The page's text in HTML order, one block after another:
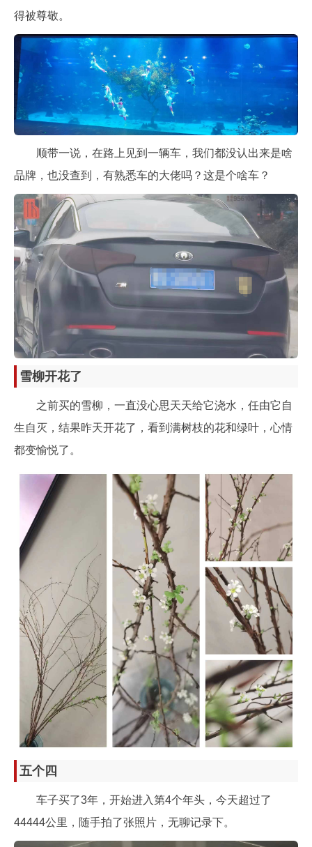
得被尊敬。
顺带一说，在路上见到一辆车，我们都没认出来是啥
品牌，也没查到，有熟悉车的大佬吗？这是个啥车？
雪柳开花了
之前买的雪柳，一直没心思天天给它浇水，任由它自
生自灭，结果昨天开花了，看到满树枝的花和绿叶，心情
都变愉悦了。
五个四
车子买了3年，开始进入第4个年头，今天超过了
44444公里，随手拍了张照片，无聊记录下。